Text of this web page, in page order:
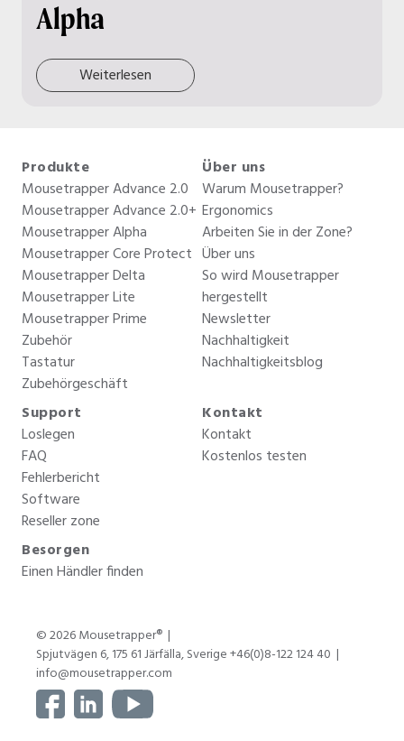
Alpha
Weiterlesen
Produkte
Mousetrapper Advance 2.0
Mousetrapper Advance 2.0+
Mousetrapper Alpha
Mousetrapper Core Protect
Mousetrapper Delta
Mousetrapper Lite
Mousetrapper Prime
Zubehör
Tastatur
Zubehörgeschäft
Über uns
Warum Mousetrapper?
Ergonomics
Arbeiten Sie in der Zone?
Über uns
So wird Mousetrapper
hergestellt
Newsletter
Nachhaltigkeit
Nachhaltigkeitsblog
Support
Loslegen
FAQ
Fehlerbericht
Software
Reseller zone
Kontakt
Kontakt
Kostenlos testen
Besorgen
Einen Händler finden
© 2026 Mousetrapper®
Spjutvägen 6, 175 61 Järfälla, Sverige +46(0)8-122 124 40
info@mousetrapper.com